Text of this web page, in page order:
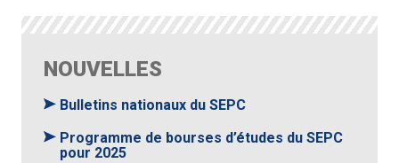
NOUVELLES
Bulletins nationaux du SEPC
Programme de bourses d’études du SEPC
pour 2025